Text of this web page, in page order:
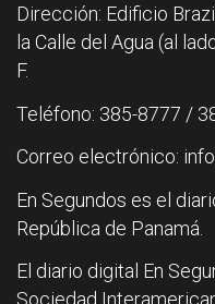
Dirección: Edificio
la Calle del Agua (al
F.
Teléfono: 385-8777 /
Correo electrónico:
En Segundos es el
República de Panamá.
El diario digital En
Sociedad